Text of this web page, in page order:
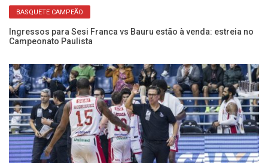
BASQUETE CAMPEÃO
Ingressos para Sesi Franca vs Bauru estão à venda: estreia no
Campeonato Paulista